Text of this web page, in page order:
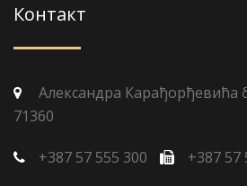
Контакт
Александра Карађорђевића
71360
+387 57 555 300 +387 57